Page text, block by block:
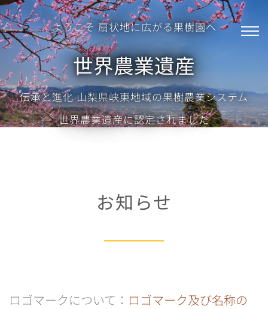
Skip
to
content
ようこそ 扇状地に広がる果樹園へ
世界農業遺産
伝承と進化 山梨県峡東地域の果樹農業システム
世界農業遺産に認定されました
お知らせ
ロゴマークについて： ロゴマーク及び名称の